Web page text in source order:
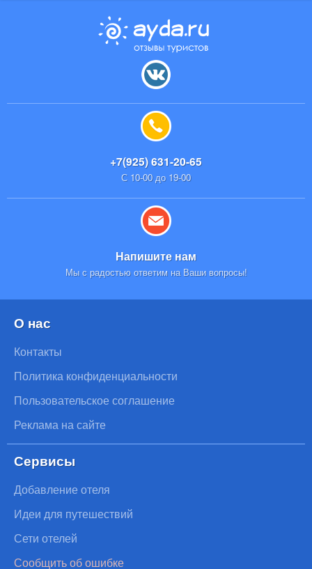
+7(925) 631-20-65
С 10-00 до 19-00
Напишите нам
Мы с радостью ответим на Ваши вопросы!
О нас
Контакты
Политика конфиденциальности
Пользовательское соглашение
Реклама на сайте
Сервисы
Добавление отеля
Идеи для путешествий
Сети отелей
Сообщить об ошибке